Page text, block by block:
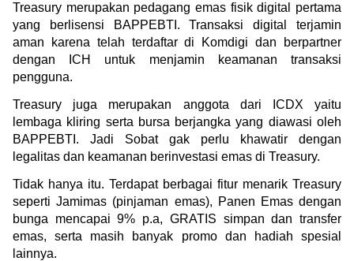
Treasury merupakan pedagang emas fisik digital pertama
yang berlisensi BAPPEBTI. Transaksi digital terjamin
aman karena telah terdaftar di Komdigi dan berpartner
dengan ICH untuk menjamin keamanan transaksi
pengguna.
Treasury juga merupakan anggota dari ICDX yaitu
lembaga kliring serta bursa berjangka yang diawasi oleh
BAPPEBTI. Jadi Sobat gak perlu khawatir dengan
legalitas dan keamanan berinvestasi emas di Treasury.
Tidak hanya itu. Terdapat berbagai fitur menarik Treasury
seperti Jamimas (pinjaman emas), Panen Emas dengan
bunga mencapai 9% p.a, GRATIS simpan dan transfer
emas, serta masih banyak promo dan hadiah spesial
lainnya.